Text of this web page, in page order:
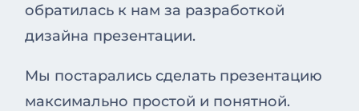
обратилась к нам за разработкой
дизайна презентации.
Мы постарались сделать презентацию
максимально простой и понятной.